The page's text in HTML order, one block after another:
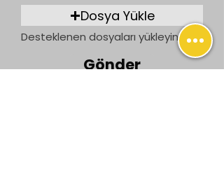
Dosya Yükle
Desteklenen dosyaları yükleyin (En fazla 15 MB)
Gönder